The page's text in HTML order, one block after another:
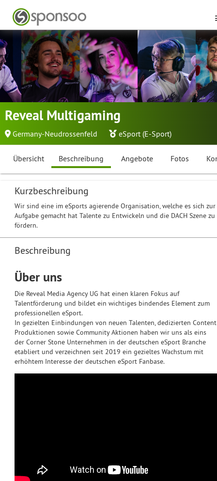
Reveal Multigaming
Germany-Neudrossenfeld eSport (E-Sport)
Übersicht Beschreibung Angebote Fotos
Kurzbeschreibung
Wir sind eine im eSports agierende Organisation, welche es sich zur
Aufgabe gemacht hat Talente zu Entwickeln und die DACH Szene zu
fördern.
Beschreibung
Über uns
Die Reveal Media Agency UG hat einen klaren Fokus auf
Talentförderung und bildet ein wichtiges bindendes Element zum
professionellen eSport.
In gezielten Einbindungen von neuen Talenten, dedizierten Content
Produktionen sowie Community Aktionen haben wir uns als eins
der Corner Stone Unternehmen in der deutschen eSport Branche
etabliert und verzeichnen seit 2019 ein gezieltes Wachstum mit
erhöhtem Interesse der deutschen eSport Fanbase.